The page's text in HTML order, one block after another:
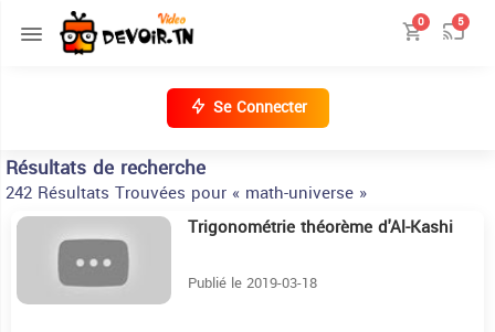
0 5
Se Connecter
Résultats de recherche
242 Résultats Trouvées pour « math-universe »
Trigonométrie théorème d'Al-Kashi
Publié le 2019-03-18